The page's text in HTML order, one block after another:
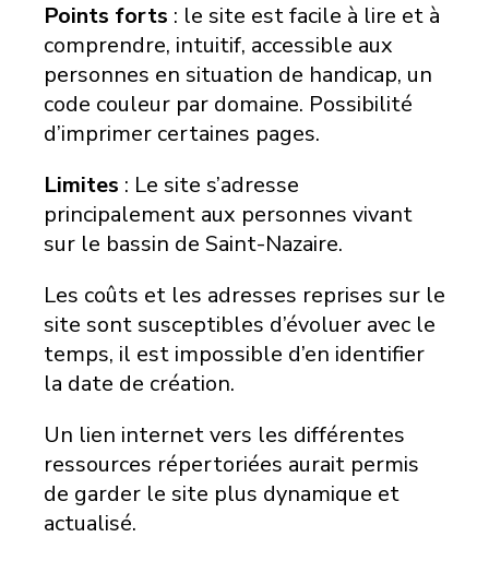
Points forts : le site est facile à lire et à
comprendre, intuitif, accessible aux
personnes en situation de handicap, un
code couleur par domaine. Possibilité
d’imprimer certaines pages.
Limites : Le site s’adresse
principalement aux personnes vivant
sur le bassin de Saint-Nazaire.
Les coûts et les adresses reprises sur le
site sont susceptibles d’évoluer avec le
temps, il est impossible d’en identifier
la date de création.
Un lien internet vers les différentes
ressources répertoriées aurait permis
de garder le site plus dynamique et
actualisé.